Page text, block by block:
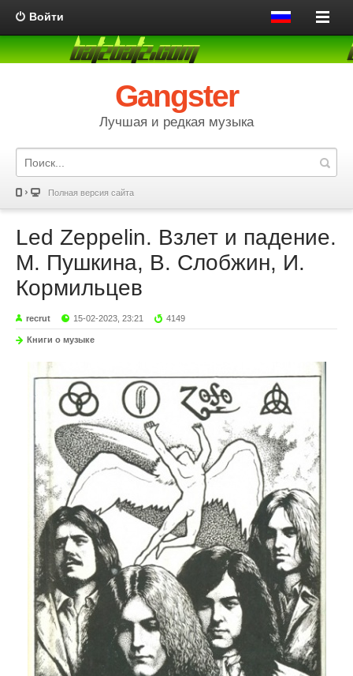
Войти
Gangster
Лучшая и редкая музыка
Полная версия сайта
Led Zeppelin. Взлет и падение.
М. Пушкина, В. Слобжин, И.
Кормильцев
recrut 15-02-2023, 23:21 4149
Книги о музыке